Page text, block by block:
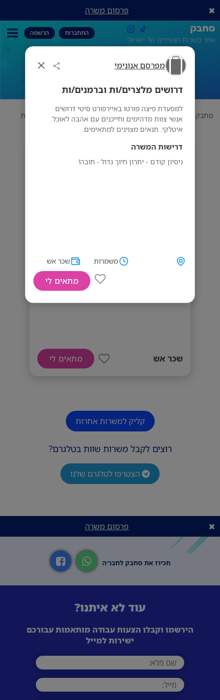
מפרסם אנונימי
דרושים מלצרים/ות וברמנים/ות
למסעדת פיצה פורטו באיירפורט סיטי דרושים
אנשי צוות מדהימים וחייכנים עם אהבה לאוכל
איטלקי. תנאים מצוינים למתאימים.
דרישות המשרה
ניסיון קודם - יתרון חיוך גדול - חובה!
משמרות שכר אש
מתאים לי
פרסום משרה
סחבק
אתר משרות הצעירים של ישראל
התחברות הרשמה
דרושים מלצרים/ות וברמנים/ות
סחבק תחום מפרסם אנונימי דרושים מלצרים/ות וברמנים/ות
מפרסם אנונימי
דרושים מלצרים/ות וברמנים/ות
שכר אש מתאים לי
קליק למשרות אחרות
רוצים לקבל משרות שוות בטלגרם?
הצטרפו לטלגרם שלנו
פרסום משרה
תכירו את סחבק לחבר׳ה
עוד לא איתנו?
הירשמו וקבלו הצעות עבודה מותאמות עבורכם
ישירות למייל